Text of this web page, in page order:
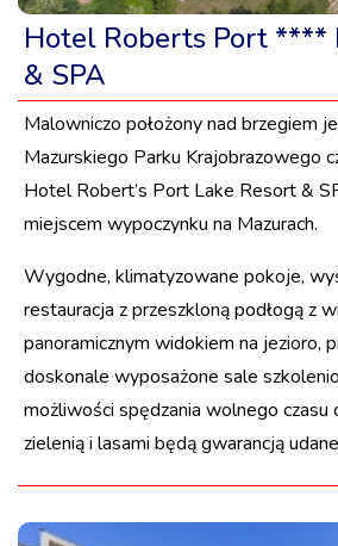
Hotel Roberts Port ****
& SPA
Malowniczo położony nad brzegiem
Mazurskiego Parku Krajobrazowego
Hotel Robert’s Port Lake Resort &
miejscem wypoczynku na Mazurach.
Wygodne, klimatyzowane pokoje,
restauracja z przeszkloną podłogą z
panoramicznym widokiem na jezioro,
doskonale wyposażone sale
możliwości spędzania wolnego czasu
zielenią i lasami będą gwarancją